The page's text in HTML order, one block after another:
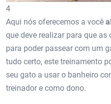
4
Aqui nós oferecemos a você
que deve realizar para que
para poder passear com um
tudo certo, este treinamento
seu gato a usar o banheiro
treinador e como dono.